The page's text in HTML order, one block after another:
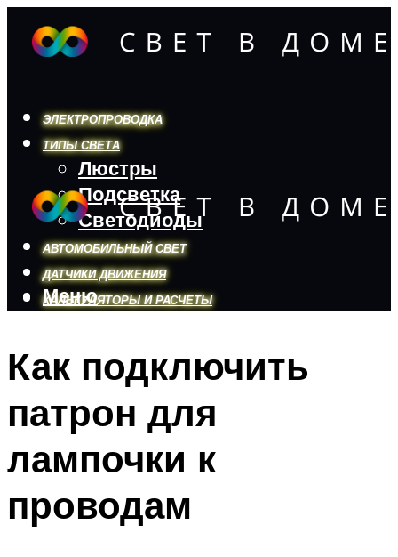
ЭЛЕКТРОПРОВОДКА
ТИПЫ СВЕТА
Люстры
Подсветка
Светодиоды
АВТОМОБИЛЬНЫЙ СВЕТ
ДАТЧИКИ ДВИЖЕНИЯ
КАЛЬКУЛЯТОРЫ И РАСЧЕТЫ
Меню
Меню
Как подключить
патрон для
лампочки к
проводам